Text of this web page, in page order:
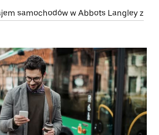
samochodów w Abbots Langley z